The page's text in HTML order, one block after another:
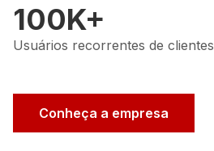
100K+
Usuários recorrentes de clientes
Conheça a empresa